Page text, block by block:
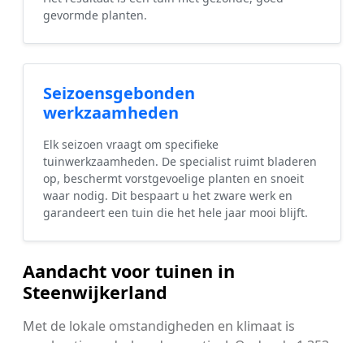
gevormde planten.
Seizoensgebonden
werkzaamheden
Elk seizoen vraagt om specifieke
tuinwerkzaamheden. De specialist ruimt bladeren
op, beschermt vorstgevoelige planten en snoeit
waar nodig. Dit bespaart u het zware werk en
garandeert een tuin die het hele jaar mooi blijft.
Aandacht voor tuinen in
Steenwijkerland
Met de lokale omstandigheden en klimaat is